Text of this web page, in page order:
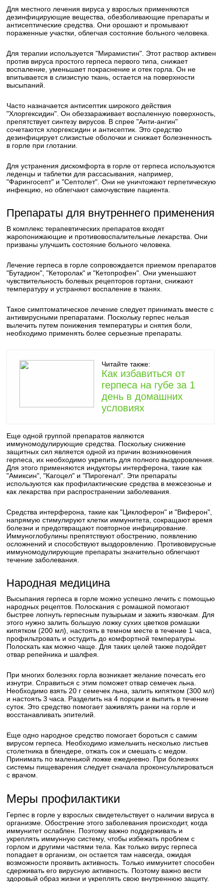
Для местного лечения вируса у взрослых применяются
дезинфицирующие вещества, обезболивающие препараты и
антисептические средства. Они орошают и промывают
пораженные участки, облегчая состояние больного человека.
Для терапии используется "Мирамистин". Этот раствор активен
против вируса простого герпеса первого типа, снижает
воспаление, уменьшает покраснение и отек горла. Он не
впитывается в слизистую ткань, остается на поверхности
высыпаний.
Часто назначается антисептик широкого действия
"Хлоргексидин". Он обеззараживает воспаленную поверхность,
препятствует синтезу вирусов. В спрее "Анти-ангин"
сочетаются хлоргексидин и антисептик. Это средство
дезинфицирует слизистые оболочки и снижает болезненность
в горле при глотании.
Для устранения дискомфорта в горле от герпеса используются
леденцы и таблетки для рассасывания, например,
"Фарингосепт" и "Септолет". Они не уничтожают герпетическую
инфекцию, но облегчают самочувствие пациента.
Препараты для внутреннего применения
В комплекс терапевтических препаратов входят
жаропонижающие и противовоспалительные лекарства. Они
призваны улучшить состояние больного человека.
Лечение герпеса в горле сопровождается приемом препаратов
"Бутадион", "Кеторолак" и "Кетопрофен". Они уменьшают
чувствительность болевых рецепторов гортани, снижают
температуру и устраняют воспаление в тканях.
Такое симптоматическое лечение следует принимать вместе с
антивирусными препаратами. Поскольку герпес нельзя
вылечить путем понижения температуры и снятия боли,
необходимо применять более серьезные препараты.
Читайте также:
Как избавиться от
герпеса на губе за 1
день в домашних
условиях
Еще одной группой препаратов являются
иммуномодулирующие средства. Поскольку снижение
защитных сил является одной из причин возникновения
герпеса, их необходимо укрепить для полного выздоровления.
Для этого применяются индукторы интерферона, такие как
"Амиксин", "Кагоцел" и "Пирогенал". Эти препараты
используются как профилактические средства в межсезонье и
как лекарства при распространении заболевания.
Средства интерферона, такие как "Циклоферон" и "Виферон",
напрямую стимулируют клетки иммунитета, сокращают время
болезни и предотвращают повторное инфицирование.
Иммуноглобулины препятствуют обострению, появлению
осложнений и способствуют выздоровлению. Противовирусные
иммуномодулирующие препараты значительно облегчают
течение заболевания.
Народная медицина
Высыпания герпеса в горле можно успешно лечить с помощью
народных рецептов. Полоскания с ромашкой помогают
быстрее лопнуть герпесным пузырькам и зажить язвочкам. Для
этого нужно залить большую ложку сухих цветков ромашки
кипятком (200 мл), настоять в темном месте в течение 1 часа,
профильтровать и остудить до комфортной температуры.
Полоскать как можно чаще. Для таких целей также подойдет
отвар репейника и шалфея.
При многих болезнях горла возникает желание почесать его
изнутри. Справиться с этим поможет отвар семечек льна.
Необходимо взять 20 г семечек льна, залить кипятком (300 мл)
и настоять 3 часа. Разделить на 4 порции и выпить в течение
суток. Это средство помогает заживлять ранки на горле и
восстанавливать эпителий.
Еще одно народное средство помогает бороться с самим
вирусом герпеса. Необходимо измельчить несколько листьев
столетника в блендере, отжать сок и смешать с медом.
Принимать по маленькой ложке ежедневно. При болезнях
системы пищеварения следует сначала проконсультироваться
с врачом.
Меры профилактики
Герпес в горле у взрослых свидетельствует о наличии вируса в
организме. Обострение этого заболевания происходит, когда
иммунитет ослаблен. Поэтому важно поддерживать и
укреплять иммунную систему, чтобы избежать проблем с
горлом и другими частями тела. Как только вирус герпеса
попадает в организм, он остается там навсегда, ожидая
возможности проявить активность. Только иммунитет способен
сдерживать его вирусную активность. Поэтому важно вести
здоровый образ жизни и укреплять свою внутреннюю защиту.